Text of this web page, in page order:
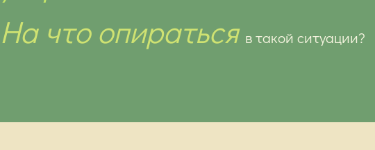
На что опираться в такой ситуации?